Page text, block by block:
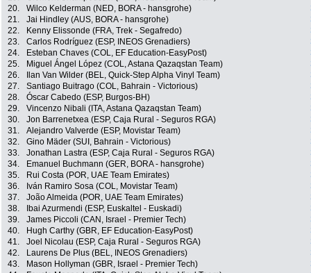
20.
Wilco Kelderman (NED, BORA - hansgrohe)
21.
Jai Hindley (AUS, BORA - hansgrohe)
22.
Kenny Elissonde (FRA, Trek - Segafredo)
23.
Carlos Rodríguez (ESP, INEOS Grenadiers)
24.
Esteban Chaves (COL, EF Education-EasyPost)
25.
Miguel Ángel López (COL, Astana Qazaqstan Team)
26.
Ilan Van Wilder (BEL, Quick-Step Alpha Vinyl Team)
27.
Santiago Buitrago (COL, Bahrain - Victorious)
28.
Óscar Cabedo (ESP, Burgos-BH)
29.
Vincenzo Nibali (ITA, Astana Qazaqstan Team)
30.
Jon Barrenetxea (ESP, Caja Rural - Seguros RGA)
31.
Alejandro Valverde (ESP, Movistar Team)
32.
Gino Mäder (SUI, Bahrain - Victorious)
33.
Jonathan Lastra (ESP, Caja Rural - Seguros RGA)
34.
Emanuel Buchmann (GER, BORA - hansgrohe)
35.
Rui Costa (POR, UAE Team Emirates)
36.
Iván Ramiro Sosa (COL, Movistar Team)
37.
João Almeida (POR, UAE Team Emirates)
38.
Ibai Azurmendi (ESP, Euskaltel - Euskadi)
39.
James Piccoli (CAN, Israel - Premier Tech)
40.
Hugh Carthy (GBR, EF Education-EasyPost)
41.
Joel Nicolau (ESP, Caja Rural - Seguros RGA)
42.
Laurens De Plus (BEL, INEOS Grenadiers)
43.
Mason Hollyman (GBR, Israel - Premier Tech)